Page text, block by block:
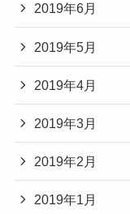
2019年6月
2019年5月
2019年4月
2019年3月
2019年2月
2019年1月